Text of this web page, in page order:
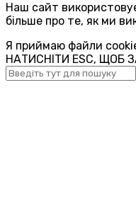
Наш сайт
більше про те, як ми
Я приймаю файли
НАТИСНІТИ ESC, ЩОБ